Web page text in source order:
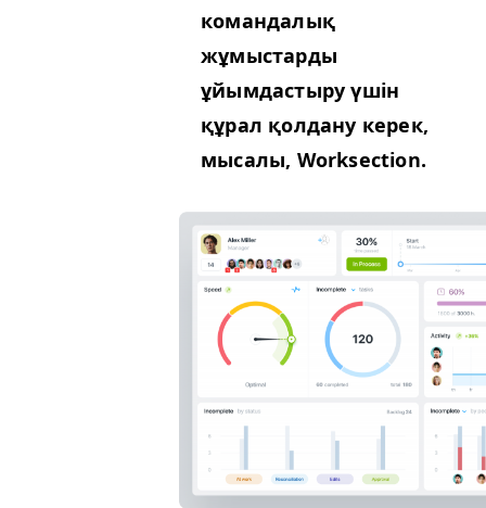
командалық
жұмыстарды
ұйымдастыру үшін
құрал қолдану керек,
мысалы, Worksection.